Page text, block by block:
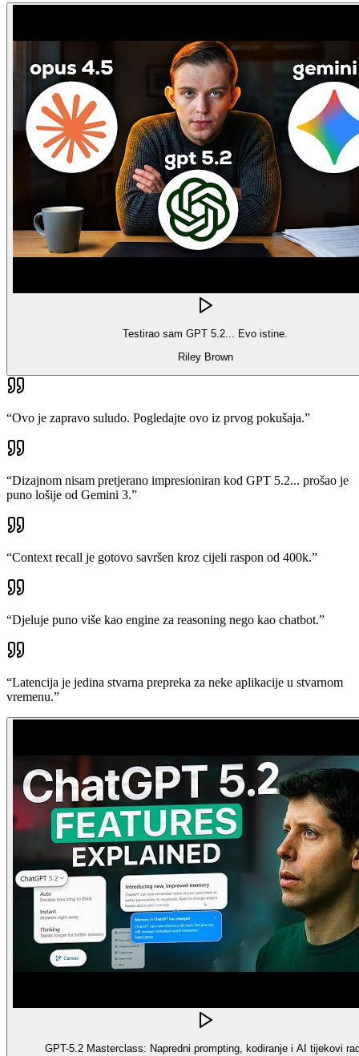
Testirao sam GPT 5.2... Evo istine.
Riley Brown
“Ovo je zapravo suludo. Pogledajte ovo iz prvog pokušaja.”
“Dizajnom nisam pretjerano impresioniran kod GPT 5.2... prošao je
puno lošije od Gemini 3.”
“Context recall je gotovo savršen kroz cijeli raspon od 400k.”
“Djeluje puno više kao engine za reasoning nego kao chatbot.”
“Latencija je jedina stvarna prepreka za neke aplikacije u stvarnom
vremenu.”
GPT-5.2 Masterclass: Napredni prompting, kodiranje i AI tijekovi